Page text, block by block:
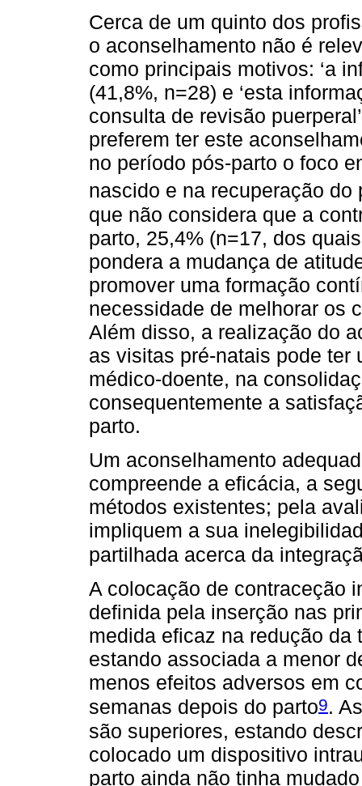
Cerca de um quinto dos
o aconselhamento não é
como principais motivos: ‘a
(41,8%, n=28) e ‘esta
consulta de revisão
preferem ter este
no período pós-parto o foco
nascido e na recuperação do
que não considera que a
parto, 25,4% (n=17, dos
pondera a mudança de
promover uma formação
necessidade de melhorar os
Além disso, a realização do
as visitas pré-natais pode ter
médico-doente, na
consequentemente a
parto.
Um aconselhamento
compreende a eficácia, a
métodos existentes; pela
impliquem a sua
partilhada acerca da
A colocação de contraceção
definida pela inserção nas
medida eficaz na redução
estando associada a menor
menos efeitos adversos em
semanas depois do parto9.
são superiores, estando
colocado um dispositivo
parto ainda não tinha